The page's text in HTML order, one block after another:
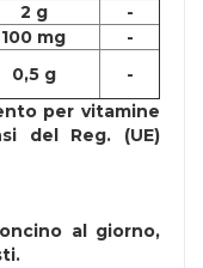
2 g
-
100 mg
-
0,5 g
-
per vitamine
del Reg. (UE)
al giorno,